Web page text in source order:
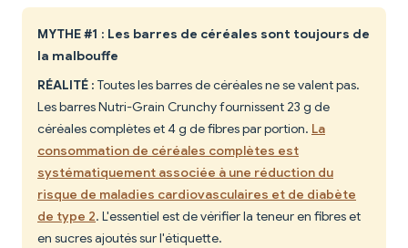
MYTHE #1 : Les barres de céréales sont toujours de
la malbouffe
RÉALITÉ : Toutes les barres de céréales ne se valent pas.
Les barres Nutri-Grain Crunchy fournissent 23 g de
céréales complètes et 4 g de fibres par portion. La
consommation de céréales complètes est
systématiquement associée à une réduction du
risque de maladies cardiovasculaires et de diabète
de type 2. L'essentiel est de vérifier la teneur en fibres et
en sucres ajoutés sur l'étiquette.